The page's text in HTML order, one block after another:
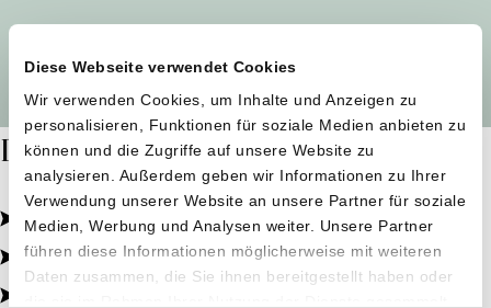
Diese Webseite verwendet Cookies
Wir verwenden Cookies, um Inhalte und Anzeigen zu
personalisieren, Funktionen für soziale Medien anbieten zu
können und die Zugriffe auf unsere Website zu
analysieren. Außerdem geben wir Informationen zu Ihrer
Verwendung unserer Website an unsere Partner für soziale
Medien, Werbung und Analysen weiter. Unsere Partner
führen diese Informationen möglicherweise mit weiteren
Daten zusammen, die Sie ihnen bereitgestellt haben oder
Dafür stehen wir
Pestizidfrei angebaut, schonend verarbeitet.
Natürliche Zutaten, echter Geschmack.
Von kleinen Höfen, direkt zu dir.